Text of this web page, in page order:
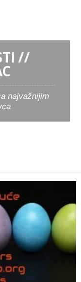
//
najvažnijim